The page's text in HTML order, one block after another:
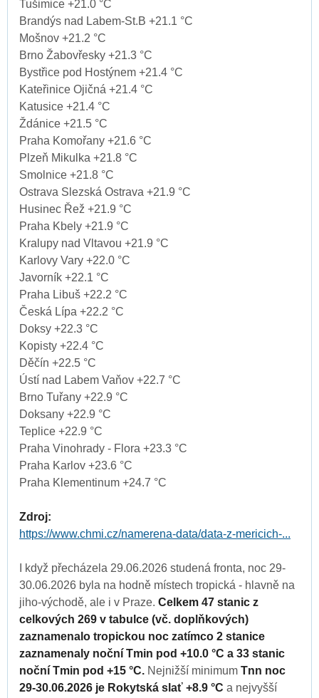
Tušimice +21.0 °C
Brandýs nad Labem-St.B +21.1 °C
Mošnov +21.2 °C
Brno Žabovřesky +21.3 °C
Bystřice pod Hostýnem +21.4 °C
Kateřinice Ojičná +21.4 °C
Katusice +21.4 °C
Ždánice +21.5 °C
Praha Komořany +21.6 °C
Plzeň Mikulka +21.8 °C
Smolnice +21.8 °C
Ostrava Slezská Ostrava +21.9 °C
Husinec Řež +21.9 °C
Praha Kbely +21.9 °C
Kralupy nad Vltavou +21.9 °C
Karlovy Vary +22.0 °C
Javorník +22.1 °C
Praha Libuš +22.2 °C
Česká Lípa +22.2 °C
Doksy +22.3 °C
Kopisty +22.4 °C
Děčín +22.5 °C
Ústí nad Labem Vaňov +22.7 °C
Brno Tuřany +22.9 °C
Doksany +22.9 °C
Teplice +22.9 °C
Praha Vinohrady - Flora +23.3 °C
Praha Karlov +23.6 °C
Praha Klementinum +24.7 °C
Zdroj:
https://www.chmi.cz/namerena-data/data-z-mericich-...
I když přecházela 29.06.2026 studená fronta, noc 29-
30.06.2026 byla na hodně místech tropická - hlavně na
jiho-východě, ale i v Praze. Celkem 47 stanic z
celkových 269 v tabulce (vč. doplňkových)
zaznamenalo tropickou noc zatímco 2 stanice
zaznamenaly noční Tmin pod +10.0 °C a 33 stanic
noční Tmin pod +15 °C. Nejnižší minimum Tnn noc
29-30.06.2026 je Rokytská slať +8.9 °C a nejvyšší